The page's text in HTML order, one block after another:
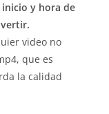
y hora de
video no
que es
la calidad